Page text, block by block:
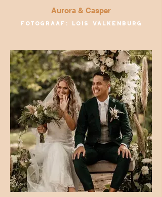
Aurora & Casper
Fotograaf: Lois Valkenburg